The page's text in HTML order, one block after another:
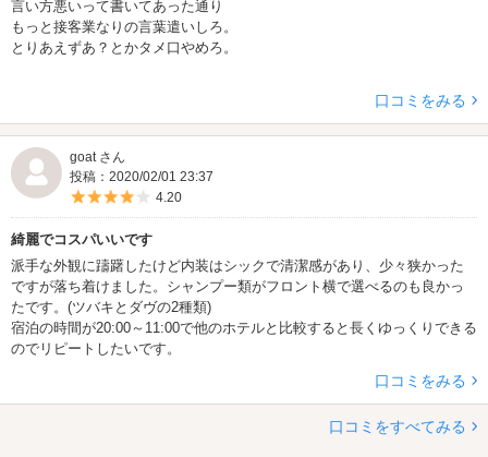
言い方悪いって書いてあった通り
もっと接客業なりの言葉遣いしろ。
とりあえずあ？とかタメ口やめろ。
口コミをみる
goat さん
投稿：2020/02/01 23:37
5つ星のうち4
4.20
綺麗でコスパいいです
派手な外観に躊躇したけど内装はシックで清潔感があり、少々狭かった
ですが落ち着けました。シャンプー類がフロント横で選べるのも良かっ
たです。(ツバキとダヴの2種類)
宿泊の時間が20:00～11:00で他のホテルと比較すると長くゆっくりできる
のでリピートしたいです。
口コミをみる
口コミをすべてみる